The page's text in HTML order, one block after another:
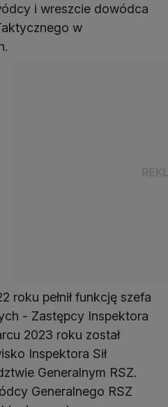
i wreszcie dowódca
w
roku pełnił funkcję szefa
- Zastępcy Inspektora
2023 roku został
Inspektora Sił
Generalnym RSZ.
Generalnego RSZ